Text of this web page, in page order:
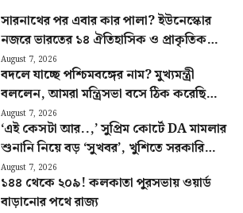
সারনাথের পর এবার কার পালা? ইউনেস্কোর
নজরে ভারতের ১৪ ঐতিহাসিক ও প্রাকৃতিক
সম্পদ
August 7, 2026
বদলে যাচ্ছে পশ্চিমবঙ্গের নাম? মুখ্যমন্ত্রী
বললেন, আমরা মন্ত্রিসভা বসে ঠিক করেছি…
August 7, 2026
‘এই কেসটা আর..,’ সুপ্রিম কোর্টে DA মামলার
শুনানি নিয়ে বড় ‘সুখবর’, খুশিতে সরকারি
কর্মীরা
August 7, 2026
১৪৪ থেকে ২০৯! কলকাতা পুরসভায় ওয়ার্ড
বাড়ানোর পথে রাজ্য